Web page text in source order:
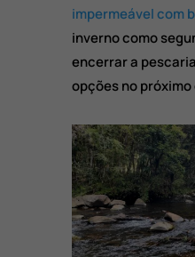
impermeável com
inverno como
encerrar a
opções no próximo